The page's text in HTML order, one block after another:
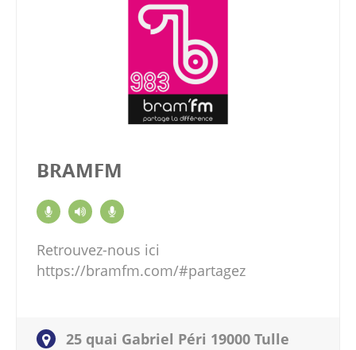
BRAMFM
Retrouvez-nous ici
https://bramfm.com/#partagez
25 quai Gabriel Péri 19000 Tulle